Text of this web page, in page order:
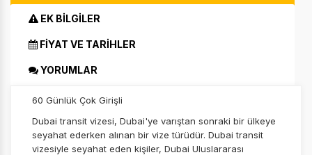
EK BİLGİLER
FİYAT VE TARİHLER
YORUMLAR
60 Günlük Çok Girişli
Dubai transit vizesi, Dubai'ye varıştan sonraki bir ülkeye
seyahat ederken alınan bir vize türüdür. Dubai transit
vizesiyle seyahat eden kişiler, Dubai Uluslararası